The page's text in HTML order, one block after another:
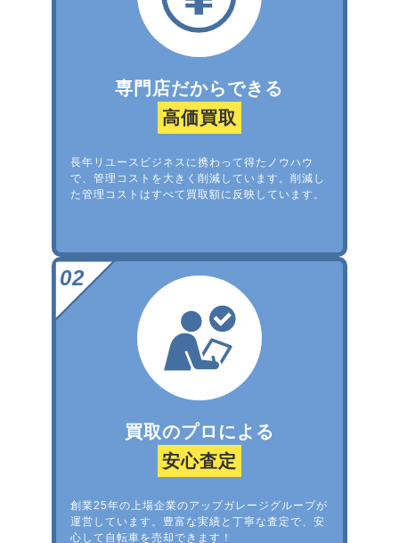
専門店だからできる
高価買取
長年リユースビジネスに携わって得たノウハウ
で、管理コストを大きく削減しています。削減し
た管理コストはすべて買取額に反映しています。
買取のプロによる
安心査定
創業25年の上場企業のアップガレージグループが
運営しています。豊富な実績と丁寧な査定で、安
心して自転車を売却できます！